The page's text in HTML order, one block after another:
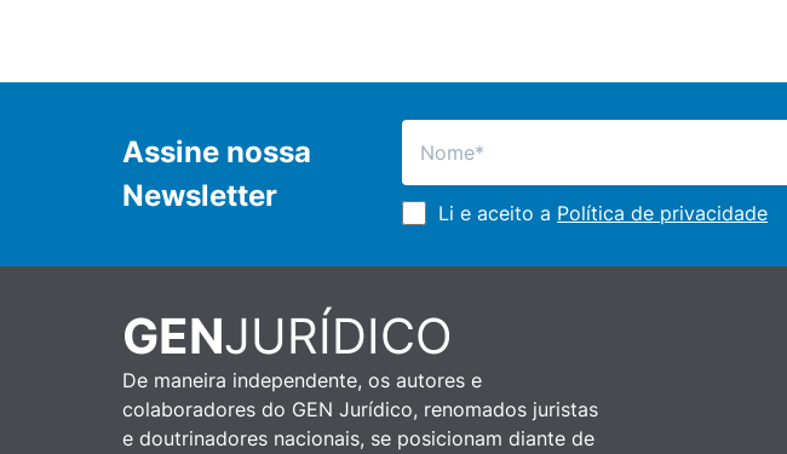
Assine nossa
Newsletter
Li e aceito a Política de privacidade
GENJURÍDICO
De maneira independente, os autores e
colaboradores do GEN Jurídico, renomados juristas
e doutrinadores nacionais, se posicionam diante de